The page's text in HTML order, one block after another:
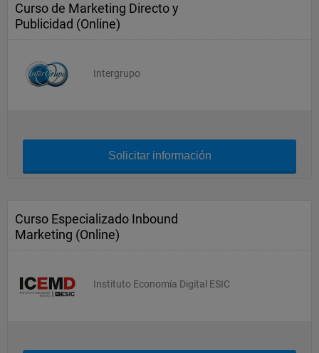
Curso de Marketing Directo y
Publicidad (Online)
Intergrupo
Solicitar información
Curso Especializado Inbound
Marketing (Online)
Instituto Economía Digital ESIC